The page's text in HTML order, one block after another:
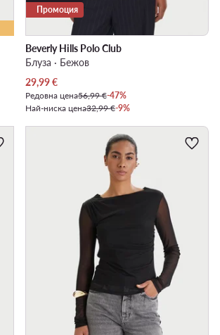
Промоция
Beverly Hills Polo Club
Блуза · Бежов
Актуална цена
29,99€
Редовна цена56,99 €-47%
Най-ниска цена32,99 €-9%